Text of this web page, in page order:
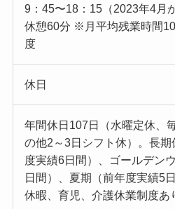
9：45〜18：15（2023年4月
休憩60分 ※月平均残業時間
度
休日
年間休日107日（水曜定休、
の他2～3日シフト休）。長
度実績6日間）、ゴールデン
日間）、夏期（前年度実績5
休暇、育児、介護休業制度あ